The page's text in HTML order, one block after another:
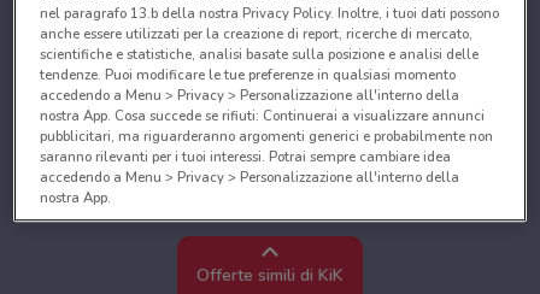
Offerte simili di KiK
nel paragrafo 13.b della nostra Privacy Policy. Inoltre, i tuoi dati possono
anche essere utilizzati per la creazione di report, ricerche di mercato,
scientifiche e statistiche, analisi basate sulla posizione e analisi delle
tendenze. Puoi modificare le tue preferenze in qualsiasi momento
accedendo a Menu > Privacy > Personalizzazione all'interno della
nostra App. Cosa succede se rifiuti: Continuerai a visualizzare annunci
pubblicitari, ma riguarderanno argomenti generici e probabilmente non
saranno rilevanti per i tuoi interessi. Potrai sempre cambiare idea
accedendo a Menu > Privacy > Personalizzazione all'interno della
nostra App.
Noi e i nostri partner trattiamo i dati per fornire:
Utilizzare dati di geolocalizzazione precisi. Scansione attiva delle
caratteristiche del dispositivo ai fini dell’identificazione. Archiviare